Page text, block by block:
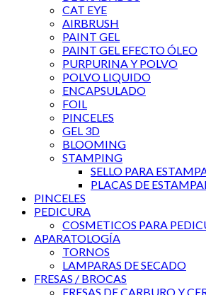
CAT EYE
AIRBRUSH
PAINT GEL
PAINT GEL EFECTO ÓLEO
PURPURINA Y POLVO
POLVO LIQUIDO
ENCAPSULADO
FOIL
PINCELES
GEL 3D
BLOOMING
STAMPING
SELLO PARA
PLACAS DE
PINCELES
PEDICURA
COSMETICOS PARA
APARATOLOGÍA
TORNOS
LAMPARAS DE SECADO
FRESAS / BROCAS
FRESAS DE CARBURO Y